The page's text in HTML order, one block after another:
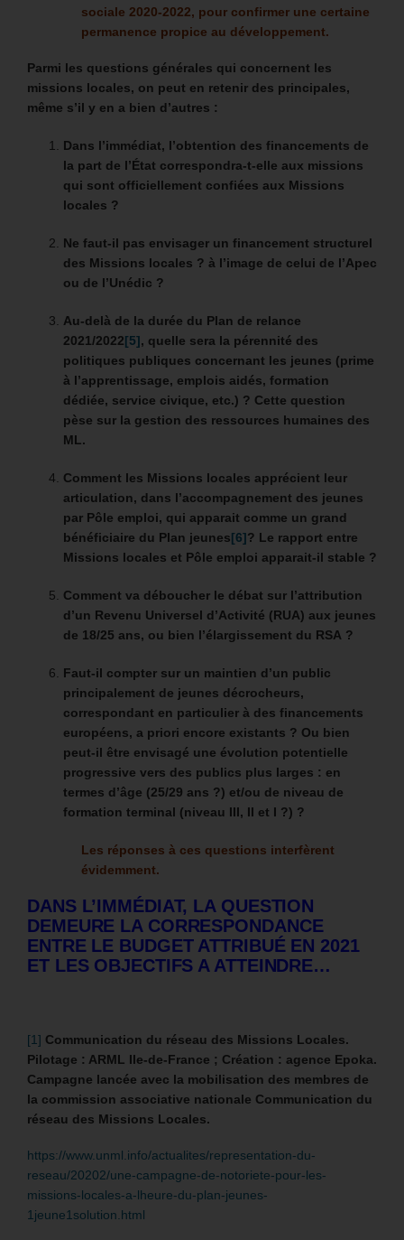
sociale 2020-2022, pour confirmer une certaine
permanence propice au développement.
Parmi les questions générales qui concernent les
missions locales, on peut en retenir des principales,
même s’il y en a bien d’autres :
Dans l’immédiat, l’obtention des financements de
la part de l’État correspondra-t-elle aux missions
qui sont officiellement confiées aux Missions
locales ?
Ne faut-il pas envisager un financement structurel
des Missions locales ? à l’image de celui de l’Apec
ou de l’Unédic ?
Au-delà de la durée du Plan de relance
2021/2022[5], quelle sera la pérennité des
politiques publiques concernant les jeunes (prime
à l’apprentissage, emplois aidés, formation
dédiée, service civique, etc.) ? Cette question
pèse sur la gestion des ressources humaines des
ML.
Comment les Missions locales apprécient leur
articulation, dans l’accompagnement des jeunes
par Pôle emploi, qui apparait comme un grand
bénéficiaire du Plan jeunes[6]? Le rapport entre
Missions locales et Pôle emploi apparait-il stable ?
Comment va déboucher le débat sur l’attribution
d’un Revenu Universel d’Activité (RUA) aux jeunes
de 18/25 ans, ou bien l’élargissement du RSA ?
Faut-il compter sur un maintien d’un public
principalement de jeunes décrocheurs,
correspondant en particulier à des financements
européens, a priori encore existants ? Ou bien
peut-il être envisagé une évolution potentielle
progressive vers des publics plus larges : en
termes d’âge (25/29 ans ?) et/ou de niveau de
formation terminal (niveau III, II et I ?) ?
Les réponses à ces questions interfèrent
évidemment.
DANS L’IMMÉDIAT, LA QUESTION
DEMEURE LA CORRESPONDANCE
ENTRE LE BUDGET ATTRIBUÉ EN 2021
ET LES OBJECTIFS A ATTEINDRE…
[1] Communication du réseau des Missions Locales.
Pilotage : ARML Ile-de-France ; Création : agence Epoka.
Campagne lancée avec la mobilisation des membres de
la commission associative nationale Communication du
réseau des Missions Locales.
https://www.unml.info/actualites/representation-du-
reseau/20202/une-campagne-de-notoriete-pour-les-
missions-locales-a-lheure-du-plan-jeunes-
1jeune1solution.html